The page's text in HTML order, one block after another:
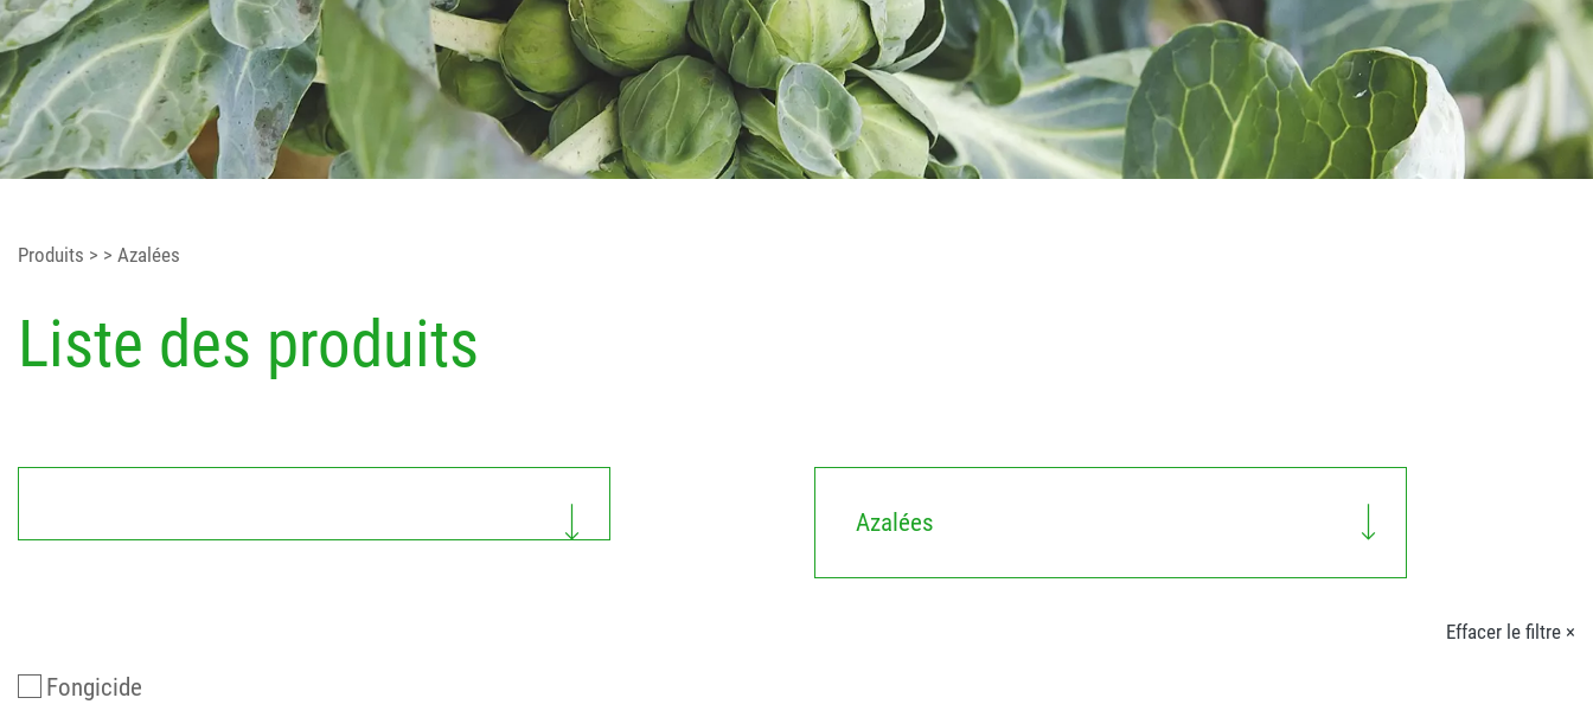
Produits > > Azalées
Liste des produits
Azalées
Effacer le filtre ×
Fongicide